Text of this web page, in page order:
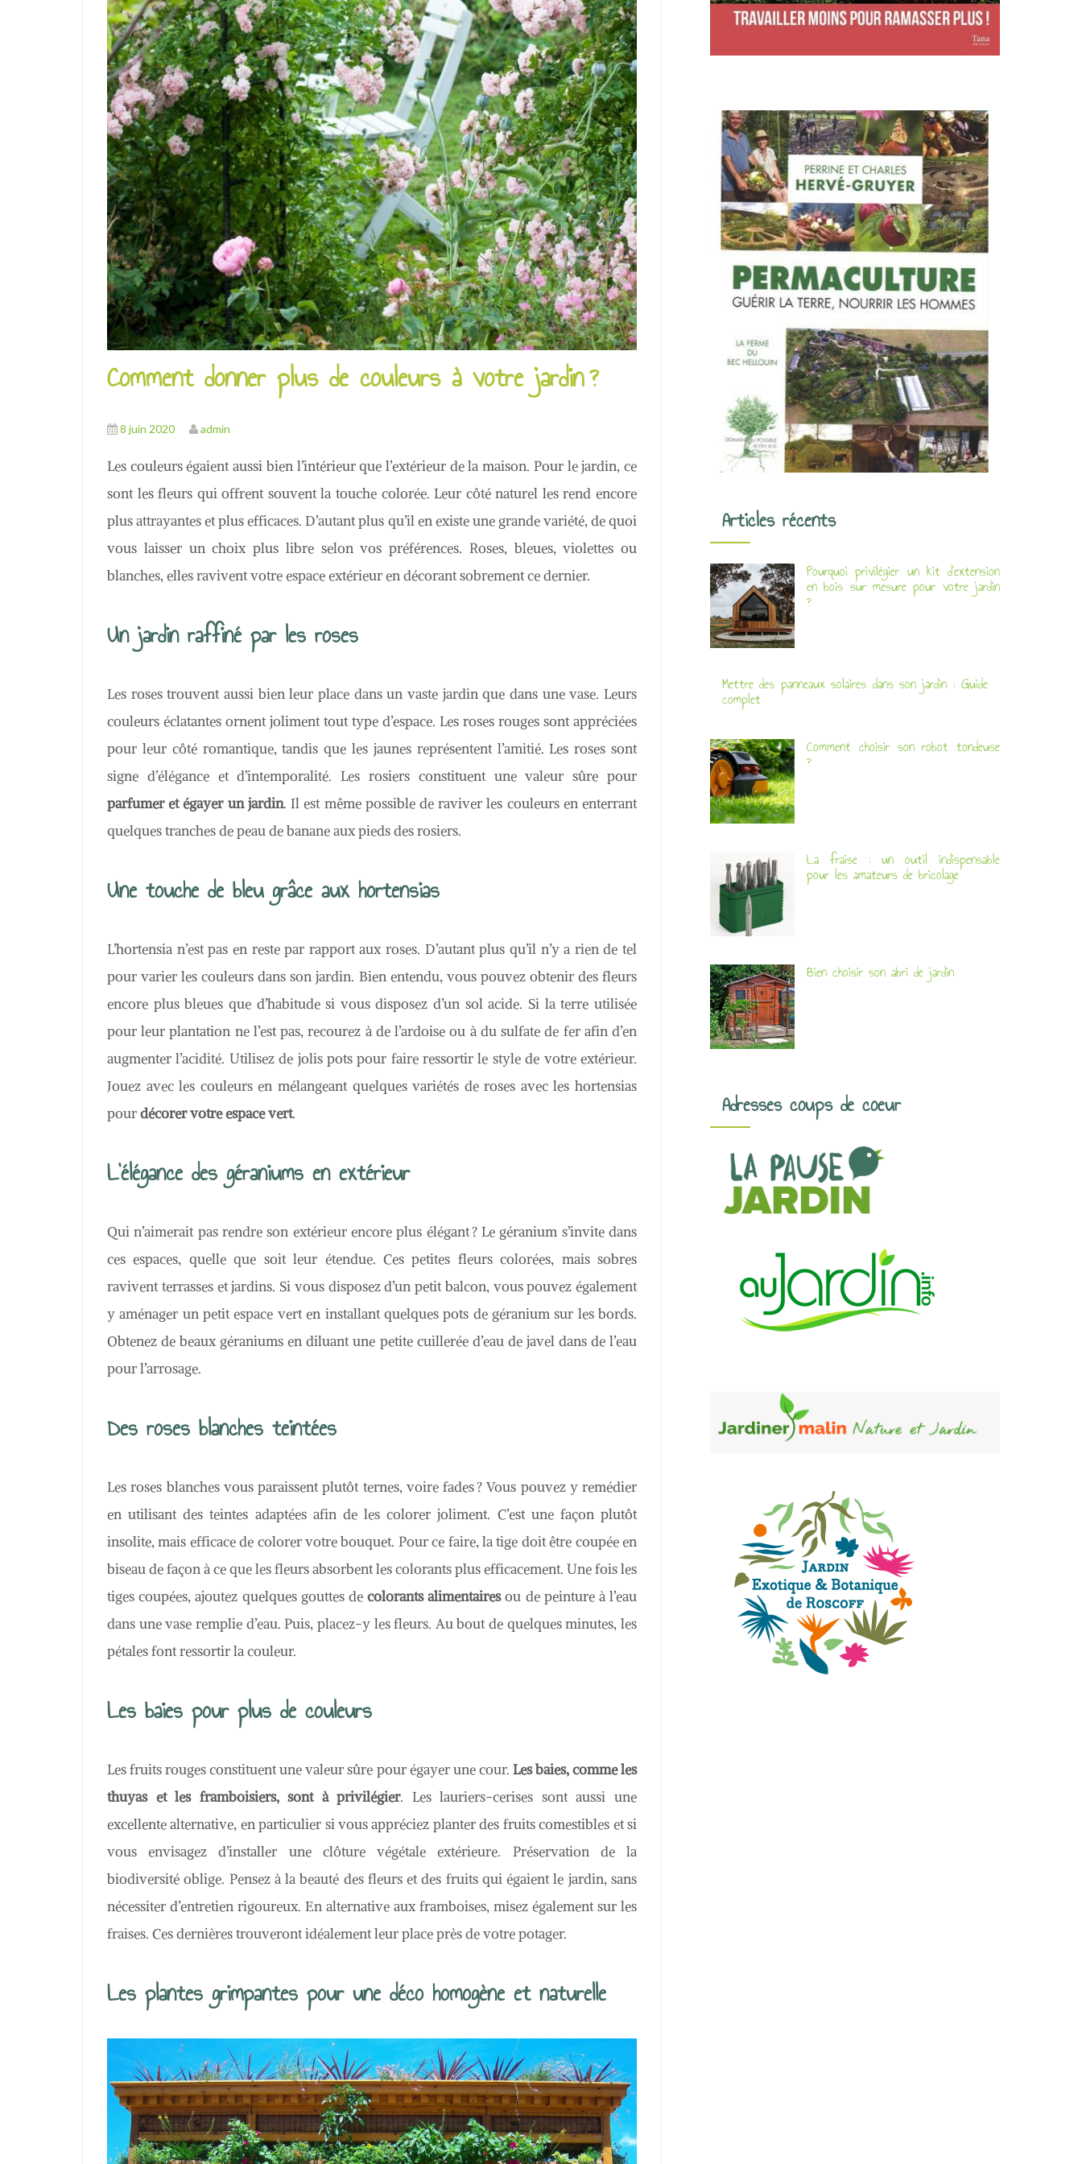
Comment donner plus de couleurs à votre jardin ?
8 juin 2020 admin
Les couleurs égaient aussi bien l’intérieur que l’extérieur de la maison. Pour le jardin, ce
sont les fleurs qui offrent souvent la touche colorée. Leur côté naturel les rend encore
plus attrayantes et plus efficaces. D’autant plus qu’il en existe une grande variété, de quoi
vous laisser un choix plus libre selon vos préférences. Roses, bleues, violettes ou
blanches, elles ravivent votre espace extérieur en décorant sobrement ce dernier.
Un jardin raffiné par les roses
Les roses trouvent aussi bien leur place dans un vaste jardin que dans une vase. Leurs
couleurs éclatantes ornent joliment tout type d’espace. Les roses rouges sont appréciées
pour leur côté romantique, tandis que les jaunes représentent l’amitié. Les roses sont
signe d’élégance et d’intemporalité. Les rosiers constituent une valeur sûre pour
parfumer et égayer un jardin. Il est même possible de raviver les couleurs en enterrant
quelques tranches de peau de banane aux pieds des rosiers.
Une touche de bleu grâce aux hortensias
L’hortensia n’est pas en reste par rapport aux roses. D’autant plus qu’il n’y a rien de tel
pour varier les couleurs dans son jardin. Bien entendu, vous pouvez obtenir des fleurs
encore plus bleues que d’habitude si vous disposez d’un sol acide. Si la terre utilisée
pour leur plantation ne l’est pas, recourez à de l’ardoise ou à du sulfate de fer afin d’en
augmenter l’acidité. Utilisez de jolis pots pour faire ressortir le style de votre extérieur.
Jouez avec les couleurs en mélangeant quelques variétés de roses avec les hortensias
pourdécorer votre espace vert.
L’élégance des géraniums en extérieur
Qui n’aimerait pas rendre son extérieur encore plus élégant ? Le géranium s’invite dans
ces espaces, quelle que soit leur étendue. Ces petites fleurs colorées, mais sobres
ravivent terrasses et jardins. Si vous disposez d’un petit balcon, vous pouvez également
y aménager un petit espace vert en installant quelques pots de géranium sur les bords.
Obtenez de beaux géraniums en diluant une petite cuillerée d’eau de javel dans de l’eau
pour l’arrosage.
Des roses blanches teintées
Les roses blanches vous paraissent plutôt ternes, voire fades ? Vous pouvez y remédier
en utilisant des teintes adaptées afin de les colorer joliment. C’est une façon plutôt
insolite, mais efficace de colorer votre bouquet. Pour ce faire, la tige doit être coupée en
biseau de façon à ce que les fleurs absorbent les colorants plus efficacement. Une fois les
tiges coupées, ajoutez quelques gouttes de colorants alimentairesou de peinture à l’eau
dans une vase remplie d’eau. Puis, placez-y les fleurs. Au bout de quelques minutes, les
pétales font ressortir la couleur.
Les baies pour plus de couleurs
Les fruits rouges constituent une valeur sûre pour égayer une cour. Les baies, comme les
thuyas et les framboisiers, sont à privilégier. Les lauriers-cerises sont aussi une
excellente alternative, en particulier si vous appréciez planter des fruits comestibles et si
vous envisagez d’installer une clôture végétale extérieure. Préservation de la
biodiversité oblige. Pensez à la beauté des fleurs et des fruits qui égaient le jardin, sans
nécessiter d’entretien rigoureux. En alternative aux framboises, misez également sur les
fraises. Ces dernières trouveront idéalement leur place près de votre potager.
Les plantes grimpantes pour une déco homogène et naturelle
Articles récents
Pourquoi privilégier un kit d’extension
en bois sur mesure pour votre jardin
?
Mettre des panneaux solaires dans son jardin : Guide
complet
Comment choisir son robot tondeuse
?
La fraise : un outil indispensable
pour les amateurs de bricolage
Bien choisir son abri de jardin
Adresses coups de coeur